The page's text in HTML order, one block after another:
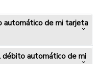
automático de mi tarjeta
débito automático de mi